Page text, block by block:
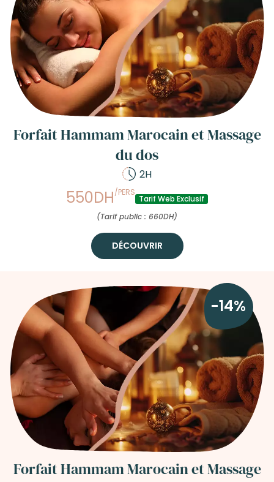
Forfait Hammam Marocain et Massage
du dos
2H
550DH/PERS
Tarif Web Exclusif
(Tarif public : 660DH)
DÉCOUVRIR
-14%
Forfait Hammam Marocain et Massage